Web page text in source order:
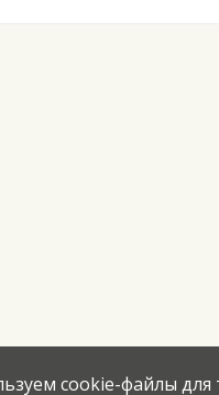
cookie-файлы для